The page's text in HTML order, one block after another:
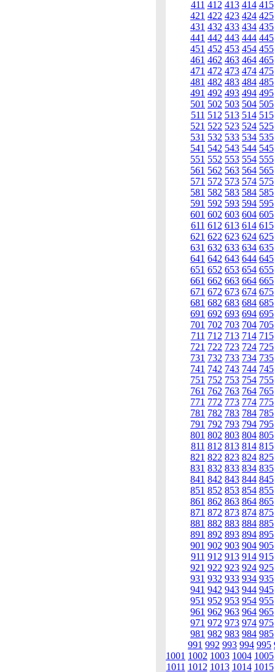
411 412 413 414 415
421 422 423 424 425
431 432 433 434 435
441 442 443 444 445
451 452 453 454 455
461 462 463 464 465
471 472 473 474 475
481 482 483 484 485
491 492 493 494 495
501 502 503 504 505
511 512 513 514 515
521 522 523 524 525
531 532 533 534 535
541 542 543 544 545
551 552 553 554 555
561 562 563 564 565
571 572 573 574 575
581 582 583 584 585
591 592 593 594 595
601 602 603 604 605
611 612 613 614 615
621 622 623 624 625
631 632 633 634 635
641 642 643 644 645
651 652 653 654 655
661 662 663 664 665
671 672 673 674 675
681 682 683 684 685
691 692 693 694 695
701 702 703 704 705
711 712 713 714 715
721 722 723 724 725
731 732 733 734 735
741 742 743 744 745
751 752 753 754 755
761 762 763 764 765
771 772 773 774 775
781 782 783 784 785
791 792 793 794 795
801 802 803 804 805
811 812 813 814 815
821 822 823 824 825
831 832 833 834 835
841 842 843 844 845
851 852 853 854 855
861 862 863 864 865
871 872 873 874 875
881 882 883 884 885
891 892 893 894 895
901 902 903 904 905
911 912 913 914 915
921 922 923 924 925
931 932 933 934 935
941 942 943 944 945
951 952 953 954 955
961 962 963 964 965
971 972 973 974 975
981 982 983 984 985
991 992 993 994 995
1001 1002 1003 1004 1005
1011 1012 1013 1014 1015